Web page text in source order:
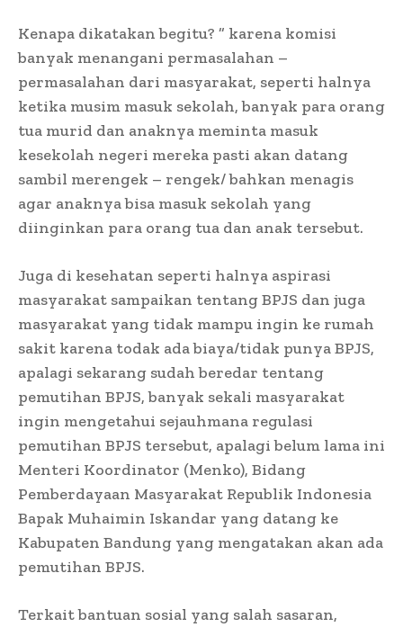
Kenapa dikatakan begitu? ” karena komisi
banyak menangani permasalahan –
permasalahan dari masyarakat, seperti halnya
ketika musim masuk sekolah, banyak para orang
tua murid dan anaknya meminta masuk
kesekolah negeri mereka pasti akan datang
sambil merengek – rengek/ bahkan menagis
agar anaknya bisa masuk sekolah yang
diinginkan para orang tua dan anak tersebut.
Juga di kesehatan seperti halnya aspirasi
masyarakat sampaikan tentang BPJS dan juga
masyarakat yang tidak mampu ingin ke rumah
sakit karena todak ada biaya/tidak punya BPJS,
apalagi sekarang sudah beredar tentang
pemutihan BPJS, banyak sekali masyarakat
ingin mengetahui sejauhmana regulasi
pemutihan BPJS tersebut, apalagi belum lama ini
Menteri Koordinator (Menko), Bidang
Pemberdayaan Masyarakat Republik Indonesia
Bapak Muhaimin Iskandar yang datang ke
Kabupaten Bandung yang mengatakan akan ada
pemutihan BPJS.
Terkait bantuan sosial yang salah sasaran,